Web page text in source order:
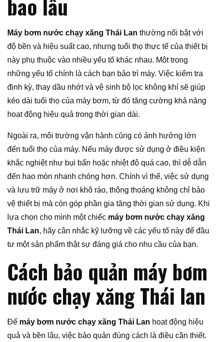
bao lâu
Máy bơm nước chạy xăng Thái Lan thường nổi bật với
độ bền và hiệu suất cao, nhưng tuổi thọ thực tế của thiết bị
này phụ thuộc vào nhiều yếu tố khác nhau. Một trong
những yếu tố chính là cách bạn bảo trì máy. Việc kiểm tra
định kỳ, thay dầu nhớt và vệ sinh bộ lọc không khí sẽ giúp
kéo dài tuổi thọ của máy bơm, từ đó tăng cường khả năng
hoạt động hiệu quả trong thời gian dài.
Ngoài ra, môi trường vận hành cũng có ảnh hưởng lớn
đến tuổi thọ của máy. Nếu máy được sử dụng ở điều kiện
khắc nghiệt như bụi bẩn hoặc nhiệt độ quá cao, thì dễ dẫn
đến hao mòn nhanh chóng hơn. Chính vì thế, việc sử dụng
và lưu trữ máy ở nơi khô ráo, thông thoáng không chỉ bảo
vệ thiết bị mà còn góp phần gia tăng thời gian sử dụng. Khi
lựa chọn cho mình một chiếc máy bơm nước chạy xăng
Thái Lan, hãy cân nhắc kỹ lưỡng về các yếu tố này để đầu
tư một sản phẩm thật sự đáng giá cho nhu cầu của bạn.
Cách bảo quản máy bơm
nước chạy xăng Thái lan
Để máy bơm nước chạy xăng Thái Lan hoạt động hiệu
quả và bền lâu, việc bảo quản đúng cách là điều cần thiết.